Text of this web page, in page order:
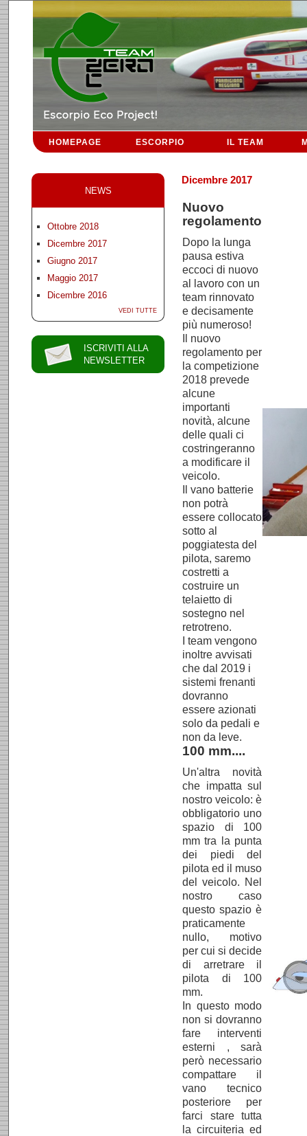
HOMEPAGE ESCORPIO IL TEAM
NEWS
Ottobre 2018
Dicembre 2017
Giugno 2017
Maggio 2017
Dicembre 2016
VEDI TUTTE
ISCRIVITI ALLA
NEWSLETTER
Dicembre 2017
Nuovo
regolamento
Dopo la lunga
pausa estiva
eccoci di nuovo
al lavoro con un
team rinnovato
e decisamente
più numeroso!
Il nuovo
regolamento per
la competizione
2018 prevede
alcune
importanti
novità, alcune
delle quali ci
costringeranno
a modificare il
veicolo.
Il vano batterie
non potrà
essere collocato
sotto al
poggiatesta del
pilota, saremo
costretti a
costruire un
telaietto di
sostegno nel
retrotreno.
I team vengono
inoltre avvisati
che dal 2019 i
sistemi frenanti
dovranno
essere azionati
solo da pedali e
non da leve.
100 mm....
Un'altra novità
che impatta sul
nostro veicolo: è
obbligatorio uno
spazio di 100
mm tra la punta
dei piedi del
pilota ed il muso
del veicolo. Nel
nostro caso
questo spazio è
praticamente
nullo, motivo
per cui si decide
di arretrare il
pilota di 100
mm.
In questo modo
non si dovranno
fare interventi
esterni , sarà
però necessario
compattare il
vano tecnico
posteriore per
farci stare tutta
la circuiteria ed